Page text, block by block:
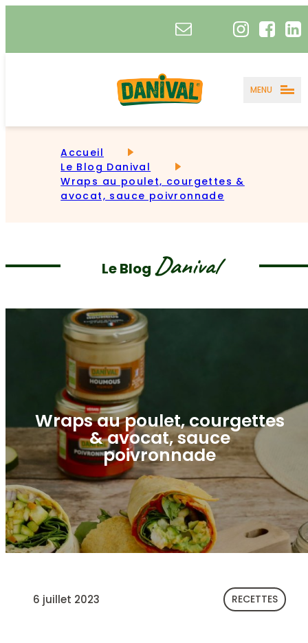
MENU
Accueil
Le Blog Danival
Wraps au poulet, courgettes &
avocat, sauce poivronnade
Le Blog Danival
Wraps au poulet, courgettes
& avocat, sauce
poivronnade
6 juillet 2023 RECETTES